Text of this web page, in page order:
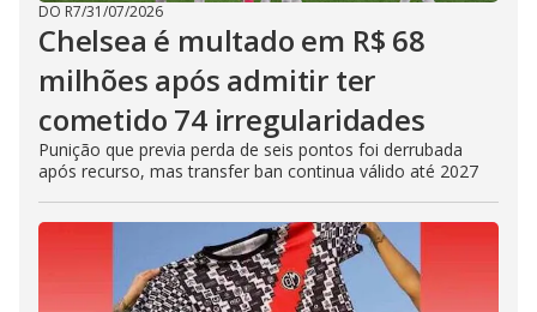
DO R7/31/07/2026
Chelsea é multado em R$ 68
milhões após admitir ter
cometido 74 irregularidades
Punição que previa perda de seis pontos foi derrubada
após recurso, mas transfer ban continua válido até 2027